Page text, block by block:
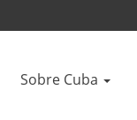
Sobre Cuba